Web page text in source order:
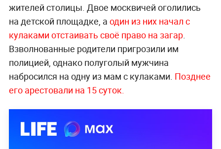
жителей столицы. Двое москвичей оголились
на детской площадке, а один из них начал с
кулаками отстаивать своё право на загар.
Взволнованные родители пригрозили им
полицией, однако полуголый мужчина
набросился на одну из мам с кулаками. Позднее
его арестовали на 15 суток.